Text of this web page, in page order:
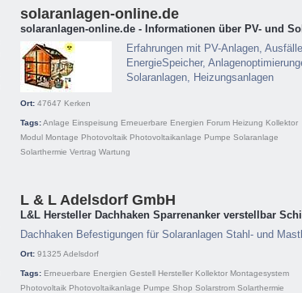
solaranlagen-online.de
solaranlagen-online.de - Informationen über PV- und
Erfahrungen mit PV-Anlagen,
EnergieSpeicher,
Solaranlagen, Heizungsanlagen
Ort: 47647 Kerken
Tags:Anlage Einspeisung Erneuerbare Energien Forum Heizung Kollektor
Modul Montage Photovoltaik Photovoltaikanlage Pumpe Solaranlage
Solarthermie Vertrag Wartung
L & L Adelsdorf GmbH
L&L Hersteller Dachhaken Sparrenanker verstellbar
Dachhaken Befestigungen für Solaranlagen Stahl- und
Ort: 91325 Adelsdorf
Tags: Erneuerbare Energien Gestell Hersteller Kollektor Montagesystem
Photovoltaik Photovoltaikanlage Pumpe Shop Solarstrom Solarthermie